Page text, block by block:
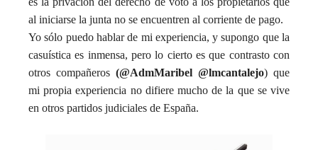
al iniciarse la junta no se encuentren al corriente de pago.
Yo sólo puedo hablar de mi experiencia, y supongo que la
casuística es inmensa, pero lo cierto es que contrasto con
otros compañeros (@AdmMaribel @lmcantalejo) que
mi propia experiencia no difiere mucho de la que se vive
en otros partidos judiciales de España.